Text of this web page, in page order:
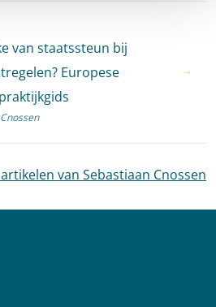
van staatssteun bij
Europese
van Sebastiaan Cnossen